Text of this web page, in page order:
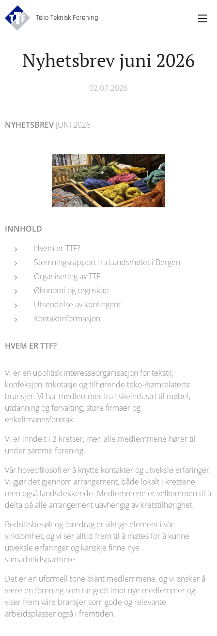
Teko Teknisk Forening
Nyhetsbrev juni 2026
02.07.2026
NYHETSBREV JUNI 2026
INNHOLD
Hvem er TTF?
Stemningsrapport fra Landsmøtet i Bergen
Organisering av TTF
Økonomi og regnskap
Utsendelse av kontingent
Kontaktinformasjon
HVEM ER TTF?
Vi er en upolitisk interesseorganisasjon for tekstil,
konfeksjon, trikotasje og tilhørende teko-/sømrelaterte
bransjer. Vi har medlemmer fra fiskeindustri til møbel,
utdanning og forvalting, store firmaer og
enkeltmannsforetak.
Vi er inndelt i 2 kretser, men alle medlemmene hører til
under samme forening.
Vår hovedfilosofi er å knytte kontakter og utveksle erfaringer.
Vi gjør det gjennom arrangement, både lokalt i kretsene,
men også landsdekkende. Medlemmene er velkommen til å
delta på alle arrangement uavhengig av kretstilhørighet.
Bedriftsbesøk og foredrag er viktige element i vår
virksomhet, og vi ser alltid frem til å møtes for å kunne
utveksle erfaringer og kanskje finne nye
samarbeidspartnere.
Det er en uformell tone blant medlemmene, og vi ønsker å
være en forening som tar godt imot nye medlemmer og
viser frem våre bransjer som gode og relevante
arbeidsplasser også i fremtiden.